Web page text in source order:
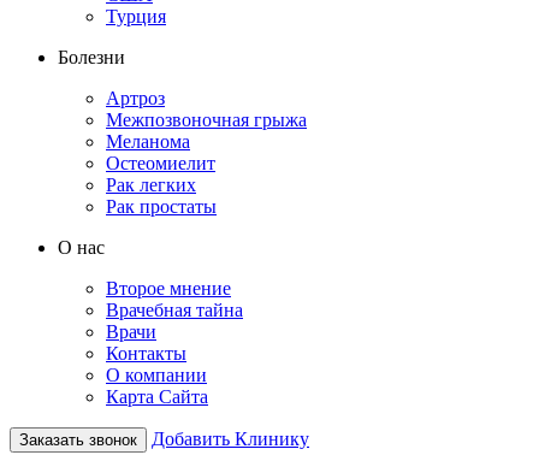
Турция
Болезни
Артроз
Межпозвоночная грыжа
Меланома
Остеомиелит
Рак легких
Рак простаты
О нас
Второе мнение
Врачебная тайна
Врачи
Контакты
О компании
Карта Сайта
Заказать звонок Добавить Клинику